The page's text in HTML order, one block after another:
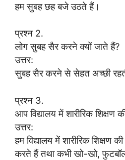
हम सुबह छह बजे उठते हैं।
प्रश्न 2.
लोग सुबह सैर करने क्यों जाते हैं?
उत्तर:
सुबह सैर करने से सेहत अच्छी
प्रश्न 3.
आप विद्यालय में शारीरिक शिक्षण
उत्तर:
हम विद्यालय में शारीरिक शिक्षण
करते हैं तथा कभी खो-खो,